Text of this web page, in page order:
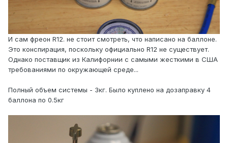
И сам фреон R12. не стоит смотреть, что написано на баллоне.
Это конспирация, поскольку официально R12 не существует.
Однако поставщик из Калифорнии с самыми жесткими в США
требованиями по окружающей среде...
Полный объем системы - 3кг. Было куплено на дозаправку 4
баллона по 0.5кг